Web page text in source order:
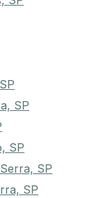
SP
SP
SP
SP